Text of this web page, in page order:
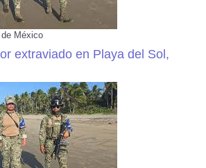
México
extraviado en Playa del Sol,